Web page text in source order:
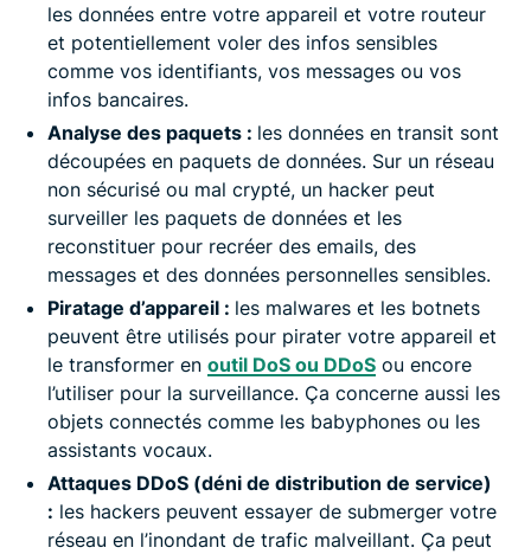
les données entre votre appareil et votre routeur
et potentiellement voler des infos sensibles
comme vos identifiants, vos messages ou vos
infos bancaires.
Analyse des paquets : les données en transit sont
découpées en paquets de données. Sur un réseau
non sécurisé ou mal crypté, un hacker peut
surveiller les paquets de données et les
reconstituer pour recréer des emails, des
messages et des données personnelles sensibles.
Piratage d’appareil : les malwares et les botnets
peuvent être utilisés pour pirater votre appareil et
le transformer en outil DoS ou DDoS ou encore
l’utiliser pour la surveillance. Ça concerne aussi les
objets connectés comme les babyphones ou les
assistants vocaux.
Attaques DDoS (déni de distribution de service)
: les hackers peuvent essayer de submerger votre
réseau en l’inondant de trafic malveillant. Ça peut